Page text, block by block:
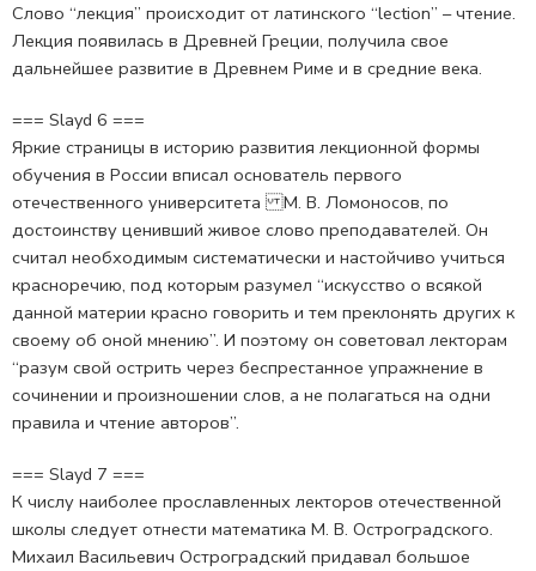
Слово “лекция” происходит от латинского “lection” – чтение.
Лекция появилась в Древней Греции, получила свое
дальнейшее развитие в Древнем Риме и в средние века.
=== Slayd 6 ===
Яркие страницы в историю развития лекционной формы
обучения в России вписал основатель первого
отечественного университета М. В. Ломоносов, по
достоинству ценивший живое слово преподавателей. Он
считал необходимым систематически и настойчиво учиться
красноречию, под которым разумел “искусство о всякой
данной материи красно говорить и тем преклонять других к
своему об оной мнению”. И поэтому он советовал лекторам
“разум свой острить через беспрестанное упражнение в
сочинении и произношении слов, а не полагаться на одни
правила и чтение авторов”.
=== Slayd 7 ===
К числу наиболее прославленных лекторов отечественной
школы следует отнести математика М. В. Остроградского.
Михаил Васильевич Остроградский придавал большое